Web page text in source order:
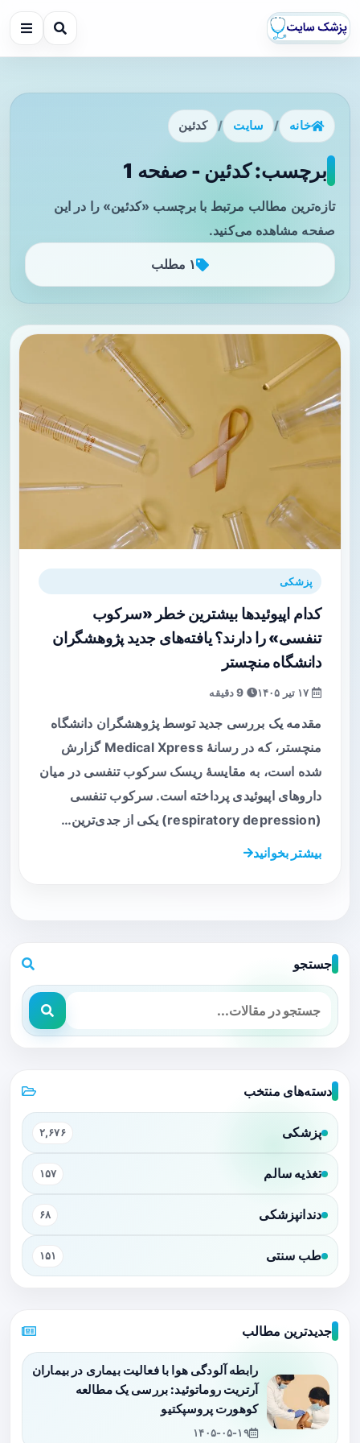
خانه / سایت / کدئین
برچسب: کدئین - صفحه 1
تازه‌ترین مطالب مرتبط با برچسب «کدئین» را در این
صفحه مشاهده می‌کنید.
۱ مطلب
پزشکی
کدام اپیوئیدها بیشترین خطر «سرکوب
تنفسی» را دارند؟ یافته‌های جدید پژوهشگران
دانشگاه منچستر
مقدمه یک بررسی جدید توسط پژوهشگران دانشگاه
منچستر، که در رسانهٔ Medical Xpress گزارش
شده است، به مقایسهٔ ریسک سرکوب تنفسی در میان
داروهای اپیوئیدی پرداخته است. سرکوب تنفسی
(respiratory depression) یکی از جدی‌ترین…
بیشتر بخوانید
جستجو
دسته‌های منتخب
پزشکی ۲,۶۷۶
تغذیه سالم ۱۵۷
دندانپزشکی ۶۸
طب سنتی ۱۵۱
جدیدترین مطالب
رابطه آلودگی هوا با فعالیت بیماری در بیماران
آرتریت روماتوئید: بررسی یک مطالعه
کوهورت پروسپکتیو
۱۴۰۵-۰۵-۱۹